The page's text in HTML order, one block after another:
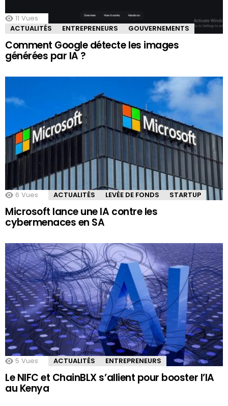
11 Vues
ACTUALITÉS
ENTREPRENEURS GOUVERNEMENTS
Comment Google détecte les images
générées par IA ?
6 Vues ACTUALITÉS LEVÉE DE FONDS STARTUP
Microsoft lance une IA contre les
cybermenaces en SA
5 Vues ACTUALITÉS ENTREPRENEURS
Le NIFC et ChainBLX s’allient pour booster l’IA
au Kenya